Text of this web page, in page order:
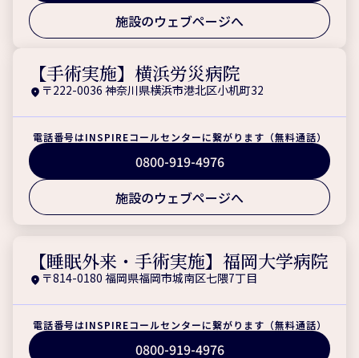
施設のウェブページへ
【手術実施】横浜労災病院
〒222-0036 神奈川県横浜市港北区小机町32
電話番号はINSPIREコールセンターに繋がります（無料通話）
0800-919-4976
施設のウェブページへ
【睡眠外来・手術実施】福岡大学病院
〒814-0180 福岡県福岡市城南区七隈7丁目
電話番号はINSPIREコールセンターに繋がります（無料通話）
0800-919-4976